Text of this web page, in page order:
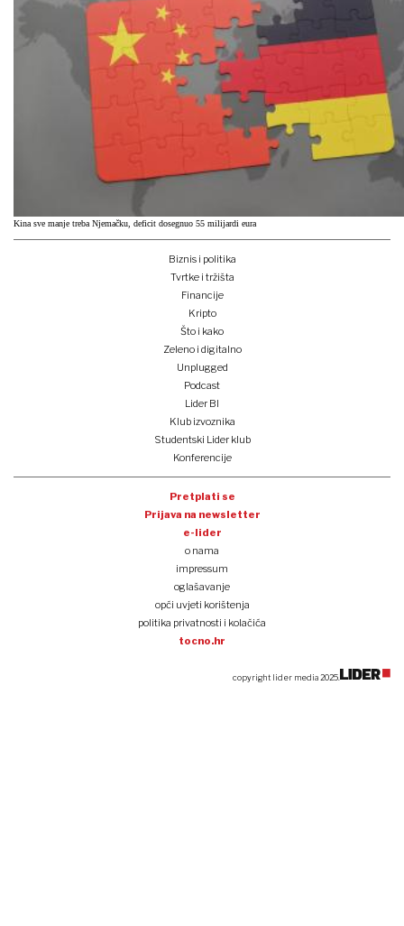
Kina sve manje treba Njemačku, deficit dosegnuo 55 milijardi eura
Biznis i politika
Tvrtke i tržišta
Financije
Kripto
Što i kako
Zeleno i digitalno
Unplugged
Podcast
Lider BI
Klub izvoznika
Studentski Lider klub
Konferencije
Pretplati se
Prijava na newsletter
e-lider
o nama
impressum
oglašavanje
opći uvjeti korištenja
politika privatnosti i kolačića
tocno.hr
copyright lider media 2025.